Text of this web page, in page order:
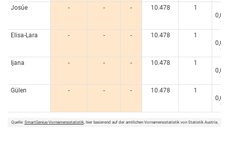
Josúe
- - - 10.478 1
%
Elisa-Lara
- - - 10.478 1
%
Ijana
- - - 10.478 1
%
Gülen
- - - 10.478 1
%
Quelle: SmartGenius-Vornamensstatistik, hier basierend auf der amtlichen Vornamensstatistik von Statistik Austria.